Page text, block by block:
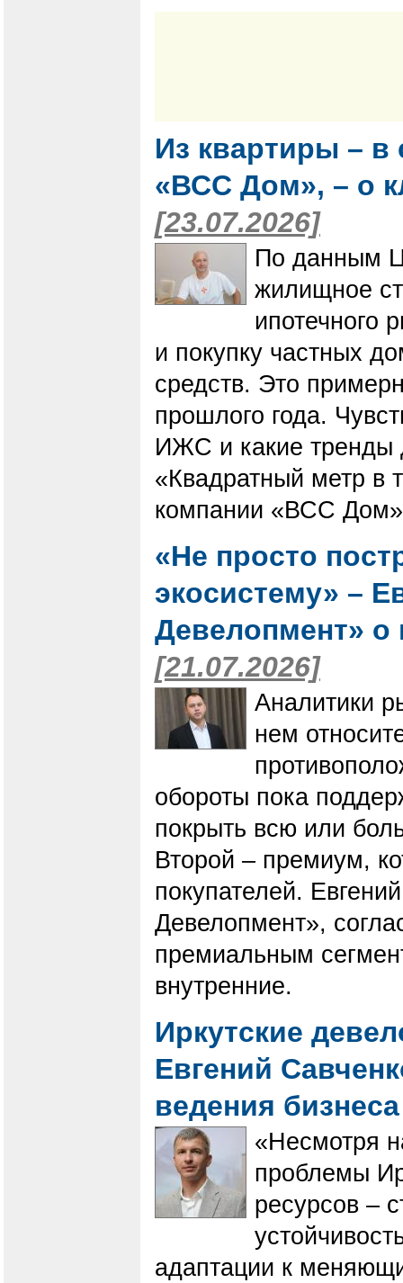
Из квартиры – в
«ВСС Дом», – о
[23.07.2026]
По данным
жилищное
ипотечного
и покупку частных
средств. Это
прошлого года.
ИЖС и какие тренды
«Квадратный метр в
компании «ВСС
«Не просто
экосистему» –
Девелопмент» о
[21.07.2026]
Аналитики
нем
обороты пока
покрыть всю или
Второй – премиум,
покупателей.
Девелопмент»,
премиальным
внутренние.
Иркутские
Евгений
ведения
«Несмотря
проблемы
ресурсов –
адаптации к